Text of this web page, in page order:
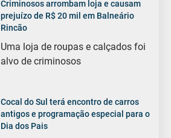
Criminosos arrombam loja e causam
prejuízo de R$ 20 mil em Balneário
Rincão
Uma loja de roupas e calçados foi
alvo de criminosos
Cocal do Sul terá encontro de carros
antigos e programação especial para o
Dia dos Pais